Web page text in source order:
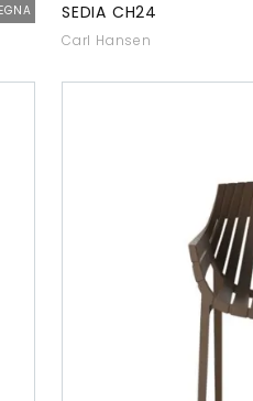
SEDIA CH24
Carl Hansen